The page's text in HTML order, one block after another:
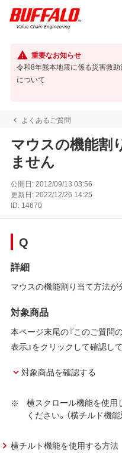
重要なお知らせ
令和8年熊本地震に係る災害救
について
よくあるご質問
マウスの機能割
ません
公開日:2012/09/13 03:56
更新日:2022/12/26 14:25
ID: 14670
Q
詳細
マウスの機能割り当て方法が
対象商品
本ページ末尾の『このご質問
表示』をクリックして確認し
対象商品を確認する
横スクロール機能を使用
ください。（横チルド機
横チルト機能を使用する方法